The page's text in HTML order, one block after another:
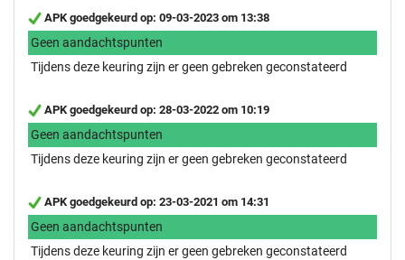
APK goedgekeurd op: 09-03-2023 om 13:38
Geen aandachtspunten
Tijdens deze keuring zijn er geen gebreken geconstateerd
APK goedgekeurd op: 28-03-2022 om 10:19
Geen aandachtspunten
Tijdens deze keuring zijn er geen gebreken geconstateerd
APK goedgekeurd op: 23-03-2021 om 14:31
Geen aandachtspunten
Tijdens deze keuring zijn er geen gebreken geconstateerd